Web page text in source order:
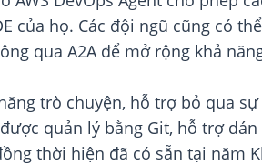
của họ. Các đội ngũ cũng có
qua A2A để mở rộng khả
trò chuyện, hỗ trợ bỏ qua
quản lý bằng Git, hỗ trợ
thời hiện đã có sẵn tại năm